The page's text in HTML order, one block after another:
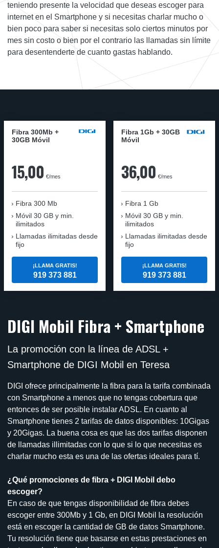
teniendo presente la velocidad que deseas escoger para
internet en el Smartphone y si necesitas charlar mucho o
bien poco para saber si necesitas solo ciertos minutos por
mes sin costo o bien por el contrario las llamadas sin límite
para desentenderte de cuanto gastas hablando.
Fibra 300Mb +
30GB Móvil
15,00 €/mes
Fibra 300 Mb
Móvil 30 GB y min.
ilimitados
Llamadas ilimitadas desde
fijo
¡LLAMA GRATIS!
919 373 881
Fibra 1Gb + 30GB
Móvil
36,00 €/mes
Fibra 1 Gb
Móvil 30 GB y min.
ilimitados
Llamadas ilimitadas desde
fijo
¡LLAMA GRATIS!
919 373 881
DIGI Mobil Fibra + Smartphone
La promoción con la línea de ADSL +
Smartphone de DIGI Mobil en Teresa
DIGI ofrece principalmente la fibra para la tarifa combinada
con Smartphone a menos que no tengas cobertura que
entonces de ser posible instalar ADSL. En cuanto al
Smartphone tienes 2 tarifas de datos disponibles: 10Gigas
y 20Gigas. La buena cosa es que las dos tarifas disponen
de llamadas illimitadas con lo que si lo que necesitas es
charlar mucho esta es una de las ofertas ideales para tí.
¿Qué promociones de fibra + DIGI Mobil debo
escoger?
En caso de que tengas disponibilidad de fibra debes
escoger entre 300Mb y 1 Gb, en DIGI Mobil la resolución
está en escoger la cantidad de GB de datos Smartphone.
Tu resolución tiene que basarse en estas prestaciones en